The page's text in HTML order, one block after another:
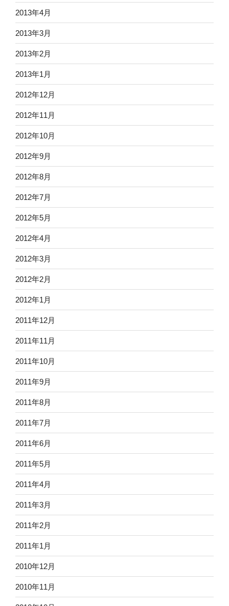
2013年4月
2013年3月
2013年2月
2013年1月
2012年12月
2012年11月
2012年10月
2012年9月
2012年8月
2012年7月
2012年5月
2012年4月
2012年3月
2012年2月
2012年1月
2011年12月
2011年11月
2011年10月
2011年9月
2011年8月
2011年7月
2011年6月
2011年5月
2011年4月
2011年3月
2011年2月
2011年1月
2010年12月
2010年11月